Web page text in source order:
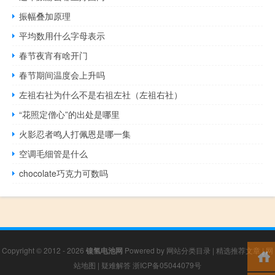
振幅叠加原理
平均数用什么字母表示
春节夜宵有啥开门
春节期间温度会上升吗
左祖右社为什么不是右祖左社（左祖右社）
“花照定僧心”的出处是哪里
火影忍者鸣人打佩恩是哪一集
空调毛细管是什么
chocolate巧克力可数吗
Copyright © 2012 - 2026 镍氢电池网 Powered by 网站分类目录 | 精选推荐文章 |网
站地图 | 疑难解答 浙ICP备05044079号